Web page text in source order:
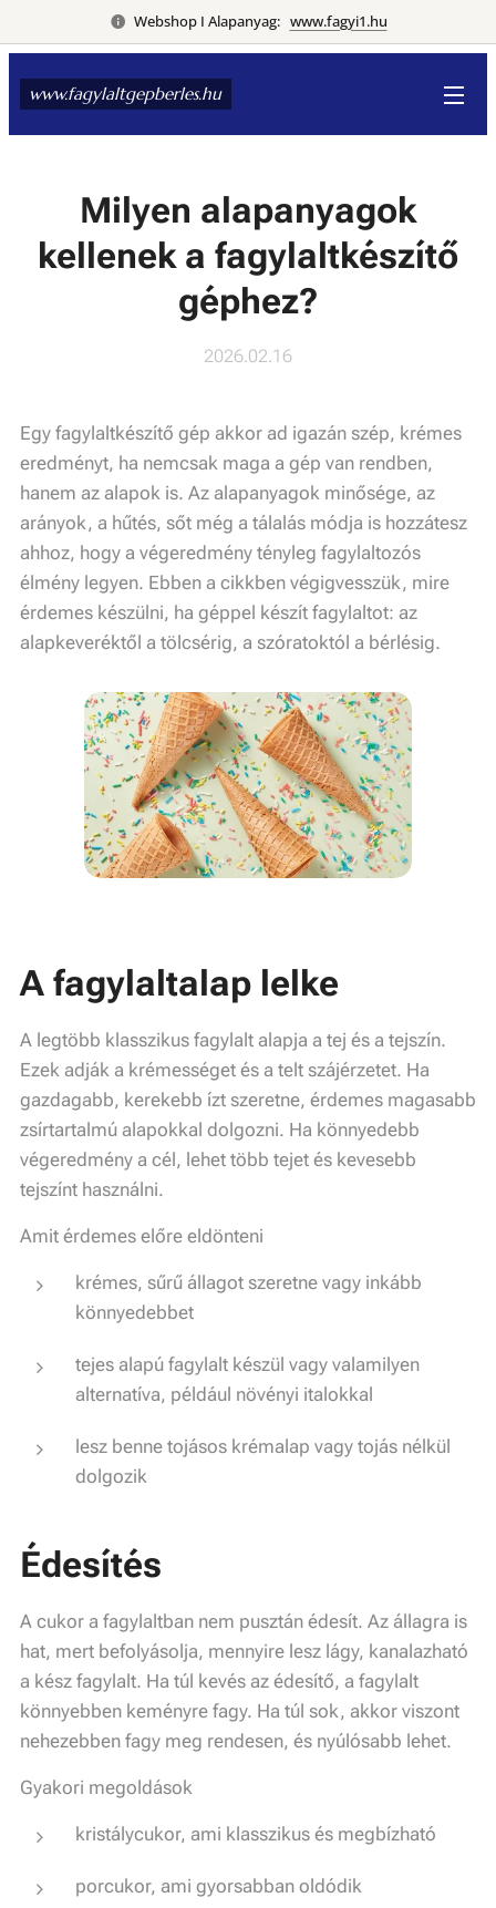
Webshop I Alapanyag: www.fagyi1.hu
www.fagylaltgepberles.hu
Milyen alapanyagok
kellenek a fagylaltkészítő
géphez?
2026.02.16
Egy fagylaltkészítő gép akkor ad igazán szép, krémes
eredményt, ha nemcsak maga a gép van rendben,
hanem az alapok is. Az alapanyagok minősége, az
arányok, a hűtés, sőt még a tálalás módja is hozzátesz
ahhoz, hogy a végeredmény tényleg fagylaltozós
élmény legyen. Ebben a cikkben végigvesszük, mire
érdemes készülni, ha géppel készít fagylaltot: az
alapkeveréktől a tölcsérig, a szóratoktól a bérlésig.
A fagylaltalap lelke
A legtöbb klasszikus fagylalt alapja a tej és a tejszín.
Ezek adják a krémességet és a telt szájérzetet. Ha
gazdagabb, kerekebb ízt szeretne, érdemes magasabb
zsírtartalmú alapokkal dolgozni. Ha könnyedebb
végeredmény a cél, lehet több tejet és kevesebb
tejszínt használni.
Amit érdemes előre eldönteni
krémes, sűrű állagot szeretne vagy inkább
könnyedebbet
tejes alapú fagylalt készül vagy valamilyen
alternatíva, például növényi italokkal
lesz benne tojásos krémalap vagy tojás nélkül
dolgozik
Édesítés
A cukor a fagylaltban nem pusztán édesít. Az állagra is
hat, mert befolyásolja, mennyire lesz lágy, kanalazható
a kész fagylalt. Ha túl kevés az édesítő, a fagylalt
könnyebben keményre fagy. Ha túl sok, akkor viszont
nehezebben fagy meg rendesen, és nyúlósabb lehet.
Gyakori megoldások
kristálycukor, ami klasszikus és megbízható
porcukor, ami gyorsabban oldódik